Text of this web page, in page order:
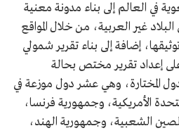
في العالم إلى بناء مدونة معنية
غير العربية، من خلال المواقع
إضافة إلى بناء تقرير شمولي
إعداد تقرير مختص بحالة
المختارة، وهي عشر دول موزعة في
الأمريكية، وجمهورية فرنسا،
الشعبية، وجمهورية الهند،